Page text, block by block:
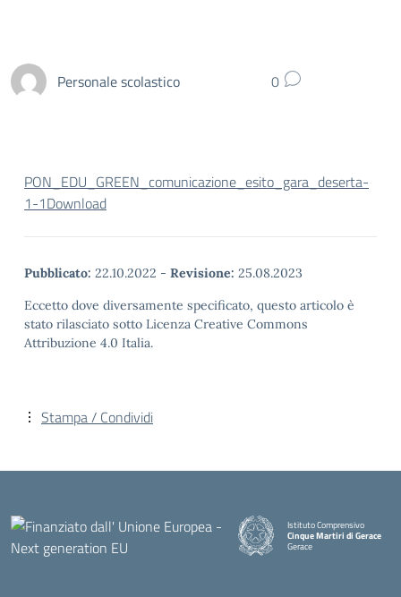
Personale scolastico 0
PON_EDU_GREEN_comunicazione_esito_gara_deserta-
1-1Download
Pubblicato: 22.10.2022 - Revisione: 25.08.2023
Eccetto dove diversamente specificato, questo articolo è
stato rilasciato sotto Licenza Creative Commons
Attribuzione 4.0 Italia.
Stampa / Condividi
Istituto Comprensivo
Cinque Martiri di Gerace
Gerace